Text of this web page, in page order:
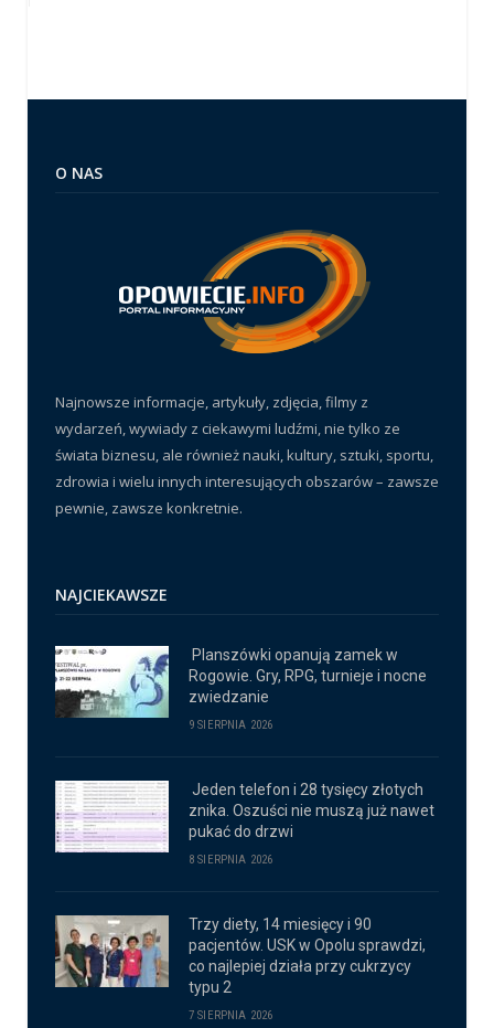
O NAS
Najnowsze informacje, artykuły, zdjęcia, filmy z
wydarzeń, wywiady z ciekawymi ludźmi, nie tylko ze
świata biznesu, ale również nauki, kultury, sztuki, sportu,
zdrowia i wielu innych interesujących obszarów – zawsze
pewnie, zawsze konkretnie.
NAJCIEKAWSZE
Planszówki opanują zamek w
Rogowie. Gry, RPG, turnieje i nocne
zwiedzanie
9 SIERPNIA 2026
Jeden telefon i 28 tysięcy złotych
znika. Oszuści nie muszą już nawet
pukać do drzwi
8 SIERPNIA 2026
Trzy diety, 14 miesięcy i 90
pacjentów. USK w Opolu sprawdzi,
co najlepiej działa przy cukrzycy
typu 2
7 SIERPNIA 2026